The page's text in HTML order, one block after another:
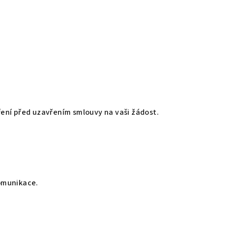
před uzavřením smlouvy na vaši žádost.